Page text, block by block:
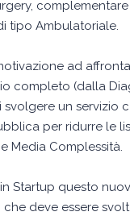
tipo Ambulatoriale.
ad
completo (dalla
svolgere un servizio
per ridurre le
Media Complessità.
in Startup questo
che deve essere
ESPOSITO
SRL